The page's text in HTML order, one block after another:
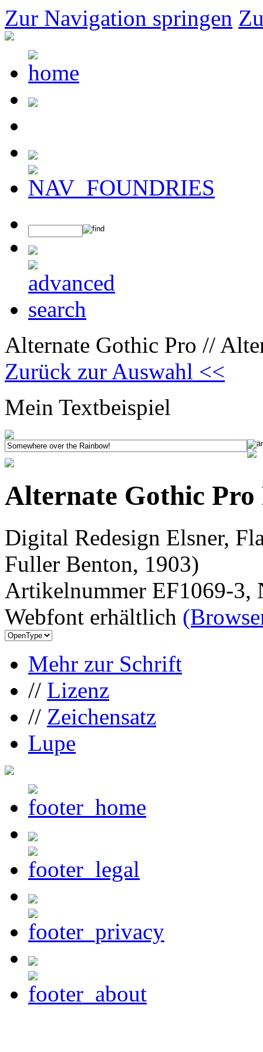
Zur Navigation springen
Alternate Gothic Pro //
Zurück zur Auswahl <<
Mein Textbeispiel
Alternate Gothic Pro
Digital Redesign Elsner,
Fuller Benton, 1903)
Artikelnummer EF1069-3,
Webfont erhältlich
Mehr zur Schrift
// Lizenz
// Zeichensatz
Lupe